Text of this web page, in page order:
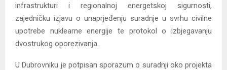
infrastrukturi i regionalnoj energetskoj sigurnosti,
zajedničku izjavu o unaprjeđenju suradnje u svrhu civilne
upotrebe nuklearne energije te protokol o izbjegavanju
dvostrukog oporezivanja.
U Dubrovniku je potpisan sporazum o suradnji oko projekta